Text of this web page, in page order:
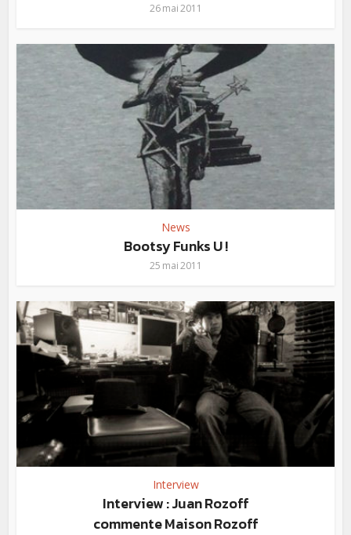
26 mai 2011
News
Bootsy Funks U !
25 mai 2011
Interview
Interview : Juan Rozoff
commente Maison Rozoff